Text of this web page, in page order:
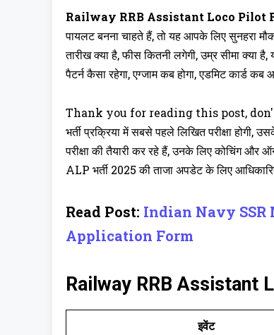
Railway RRB Assistant Loco Pilot
पायलट बनना चाहते हैं, तो यह आपके लिए सुनहरा
तारीख क्या है, फीस कितनी लगेगी, उम्र सीमा क्या है,
पैटर्न कैसा रहेगा, एग्जाम कब होगा, एडमिट कार्ड कब
Thank you for reading this post,
भर्ती प्रक्रिया में सबसे पहले लिखित परीक्षा
परीक्षा की तैयारी कर रहे हैं, उनके लिए कोचिंग और
ALP भर्ती 2025 की ताजा अपडेट के लिए
Read Post: Indian Navy SSR
Application Form
Railway RRB Assistant
इवेंट